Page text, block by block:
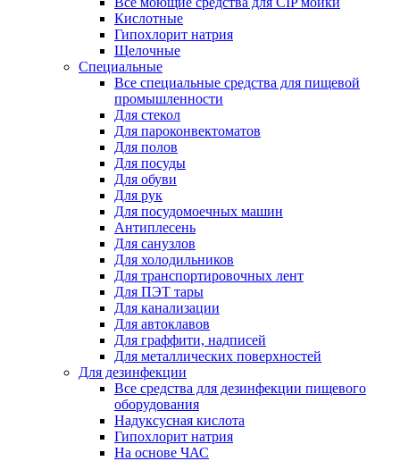
Кислотные
Гипохлорит натрия
Щелочные
Специальные
Все специальные средства для пищевой
промышленности
Для стекол
Для пароконвектоматов
Для полов
Для посуды
Для обуви
Для рук
Для посудомоечных машин
Антиплесень
Для санузлов
Для холодильников
Для транспортировочных лент
Для ПЭТ тары
Для канализации
Для автоклавов
Для граффити, надписей
Для металлических поверхностей
Для дезинфекции
Все средства для дезинфекции пищевого
оборудования
Надуксусная кислота
Гипохлорит натрия
На основе ЧАС